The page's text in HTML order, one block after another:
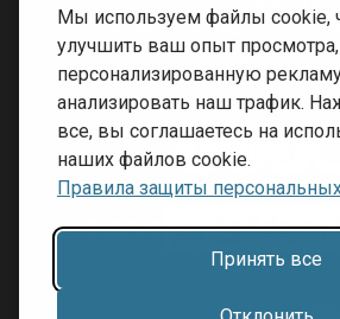
Мы используем файлы cookie,
улучшить ваш опыт
персонализированную
анализировать наш трафик.
все, вы соглашаетесь на
наших файлов cookie.
Правила защиты
Принять все
Правила защиты
Доставка и оплата
Условия возврата
Разработка сайта: